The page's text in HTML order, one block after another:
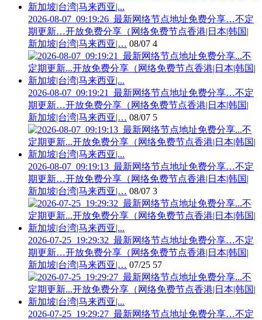
2026-08-07_09:19:26_最新网络节点地址免费分享…不定
期更新…开放免费分享（网络免费节点香港|日本|韩国|
新加坡|台湾|马来西亚|… 08/07 4
2026-08-07_09:19:21_最新网络节点地址免费分享…不定
期更新…开放免费分享（网络免费节点香港|日本|韩国|
新加坡|台湾|马来西亚|… 08/07 5
2026-08-07_09:19:13_最新网络节点地址免费分享…不定
期更新…开放免费分享（网络免费节点香港|日本|韩国|
新加坡|台湾|马来西亚|… 08/07 3
2026-07-25_19:29:32_最新网络节点地址免费分享…不定
期更新…开放免费分享（网络免费节点香港|日本|韩国|
新加坡|台湾|马来西亚|… 07/25 57
2026-07-25_19:29:27_最新网络节点地址免费分享…不定